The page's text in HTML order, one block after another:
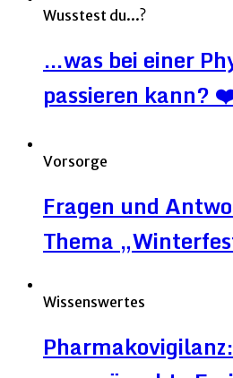
Wusstest du...?
…was bei einer
passieren kann?
Vorsorge
Fragen und
Thema
Wissenswertes